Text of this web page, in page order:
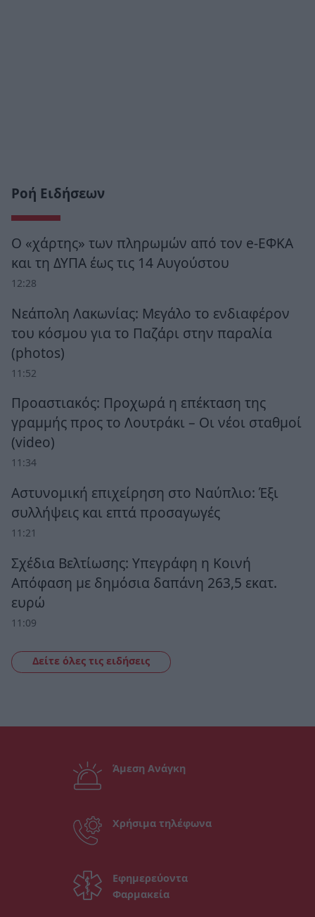
Ροή Ειδήσεων
Ο «χάρτης» των πληρωμών από τον e-ΕΦΚΑ
και τη ΔΥΠΑ έως τις 14 Αυγούστου
12:28
Νεάπολη Λακωνίας: Μεγάλο το ενδιαφέρον
του κόσμου για το Παζάρι στην παραλία
(photos)
11:52
Προαστιακός: Προχωρά η επέκταση της
γραμμής προς το Λουτράκι – Οι νέοι σταθμοί
(video)
11:34
Αστυνομική επιχείρηση στο Ναύπλιο: Έξι
συλλήψεις και επτά προσαγωγές
11:21
Σχέδια Βελτίωσης: Υπεγράφη η Κοινή
Απόφαση με δημόσια δαπάνη 263,5 εκατ.
ευρώ
11:09
Δείτε όλες τις ειδήσεις
Άμεση Ανάγκη
Χρήσιμα τηλέφωνα
Εφημερεύοντα
Φαρμακεία